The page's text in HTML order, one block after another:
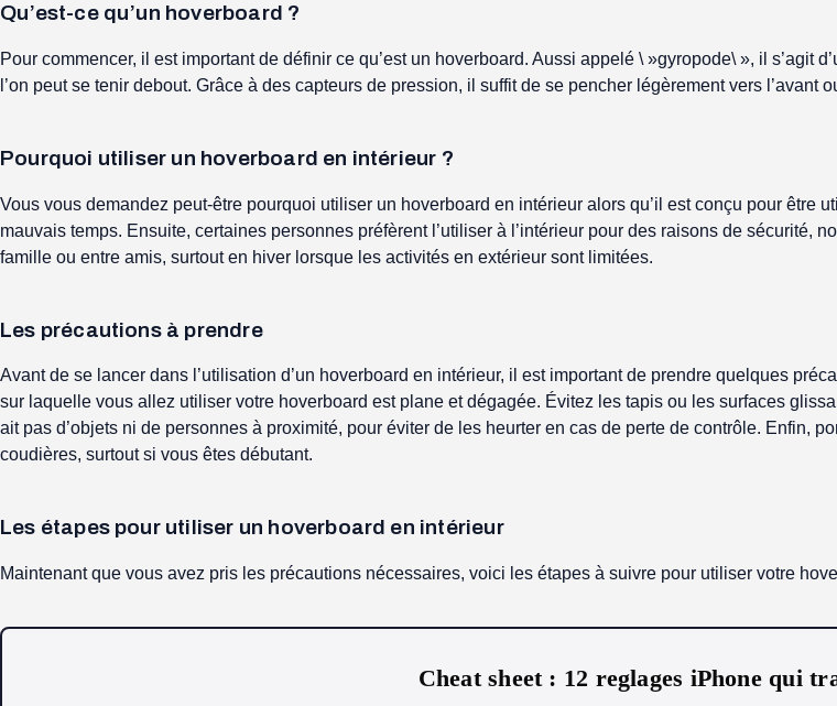
Qu’est-ce qu’un hoverboard ?
Pour commencer, il est important de définir ce qu’est un hoverboard. Aussi appelé \ »gyropode\ », il s’agit
l’on peut se tenir debout. Grâce à des capteurs de pression, il suffit de se pencher légèrement vers l’avant
Pourquoi utiliser un hoverboard en intérieur ?
Vous vous demandez peut-être pourquoi utiliser un hoverboard en intérieur alors qu’il est conçu pour être
mauvais temps. Ensuite, certaines personnes préfèrent l’utiliser à l’intérieur pour des raisons de sécurité,
famille ou entre amis, surtout en hiver lorsque les activités en extérieur sont limitées.
Les précautions à prendre
Avant de se lancer dans l’utilisation d’un hoverboard en intérieur, il est important de prendre quelques
sur laquelle vous allez utiliser votre hoverboard est plane et dégagée. Évitez les tapis ou les surfaces
ait pas d’objets ni de personnes à proximité, pour éviter de les heurter en cas de perte de contrôle. Enfin,
coudières, surtout si vous êtes débutant.
Les étapes pour utiliser un hoverboard en intérieur
Maintenant que vous avez pris les précautions nécessaires, voici les étapes à suivre pour utiliser votre
Cheat sheet : 12 reglages iPhone qui